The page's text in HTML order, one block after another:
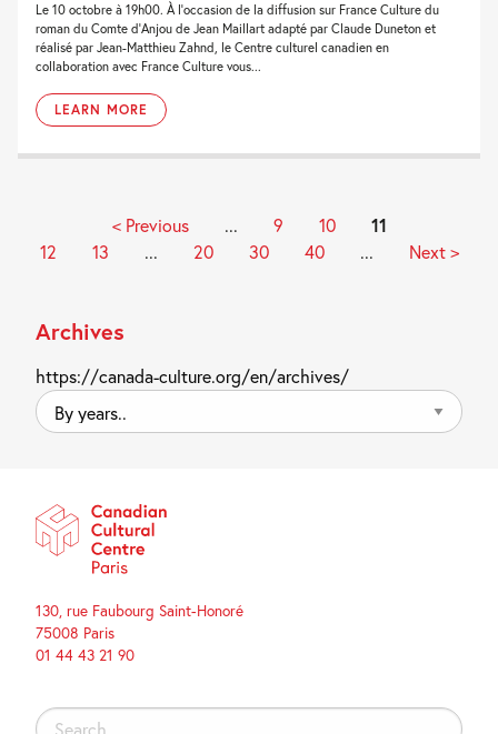
Le 10 octobre à 19h00. À l'occasion de la diffusion sur France Culture du
roman du Comte d'Anjou de Jean Maillart adapté par Claude Duneton et
réalisé par Jean-Matthieu Zahnd, le Centre culturel canadien en
collaboration avec France Culture vous...
LEARN MORE
< Previous ... 9 10
11
12
13 ... 20 30 40 ... Next >
Archives
https://canada-culture.org/en/archives/
By
years..
130, rue Faubourg Saint-Honoré
75008 Paris
01 44 43 21 90
Search